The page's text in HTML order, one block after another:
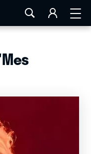
LA ROCHELLE